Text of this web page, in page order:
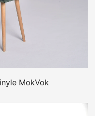
MokVok